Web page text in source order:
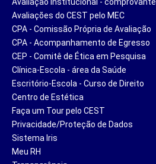
Avaliações do CEST pelo MEC
CPA - Comissão Própria de Avaliação
CPA - Acompanhamento de Egresso
CEP - Comitê de Ética em Pesquisa
Clínica-Escola - área da Saúde
Escritório-Escola - Curso de Direito
Centro de Estética
Faça um Tour pelo CEST
Privacidade/Proteção de Dados
Sistema Iris
Meu RH